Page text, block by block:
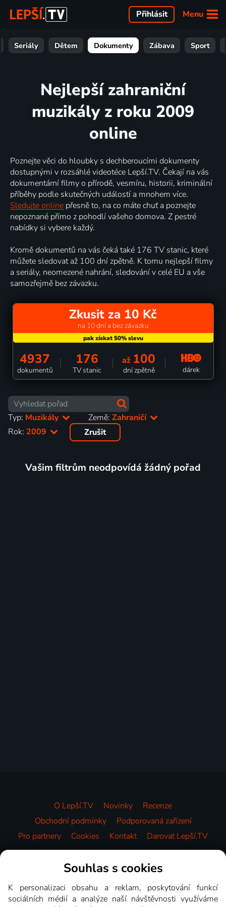
Menu
Přihlásit
Seriály Dětem Dokumenty Zábava Sport
Nejlepší zahraniční
muzikály z roku 2009
online
Poznejte věci do hloubky s dechberoucími dokumenty
dostupnými v rozsáhlé videotéce Lepší.TV. Čekají na vás
dokumentární filmy o přírodě, vesmíru, historii, kriminální
příběhy podle skutečných událostí a mnohem více.
Sledujte online přesně to, na co máte chuť a poznejte
nepoznané přímo z pohodlí vašeho domova. Z pestré
nabídky si vybere každý.
Kromě dokumentů na vás čeká také 176 TV stanic, které
můžete sledovat až 100 dní zpětně. K tomu nejlepší filmy
a seriály, neomezené nahrání, sledování v celé EU a vše
samozřejmě bez závazku.
Zkusit za 10 Kč
na 10 dní a bez závazku
4937
dokumentů
176
TV stanic
až 100
dní zpětně dárek
Typ: Muzikály Země:Zahraničí
Rok: 2009 Zrušit
Vašim filtrům neodpovídá žádný pořad
O Lepší.TV Novinky
Recenze
Obchodní podmínky
Podporovaná zařízení
Pro partnery
Cookies Kontakt Darovat Lepší.TV
Videotéka
Souhlas s cookies
K personalizaci obsahu a reklam, poskytování funkcí
sociálních médií a analýze naší návštěvnosti využíváme